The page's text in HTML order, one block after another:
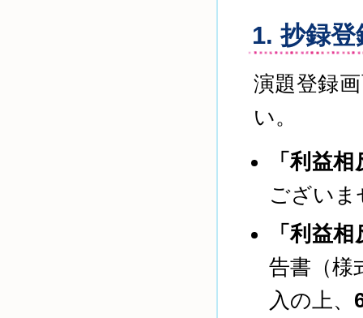
1. 抄録
演題登録
い。
「利益
ございま
「利益
告書（様
入の上、